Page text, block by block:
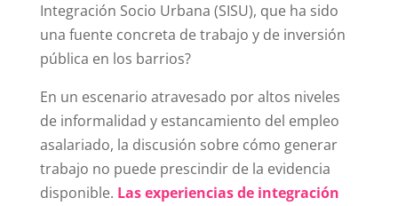
Integración Socio Urbana (SISU), que ha sido
una fuente concreta de trabajo y de inversión
pública en los barrios?
En un escenario atravesado por altos niveles
de informalidad y estancamiento del empleo
asalariado, la discusión sobre cómo generar
trabajo no puede prescindir de la evidencia
disponible. Las experiencias de integración